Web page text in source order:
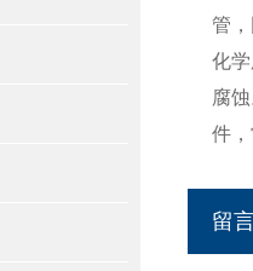
管
化
腐
件
留